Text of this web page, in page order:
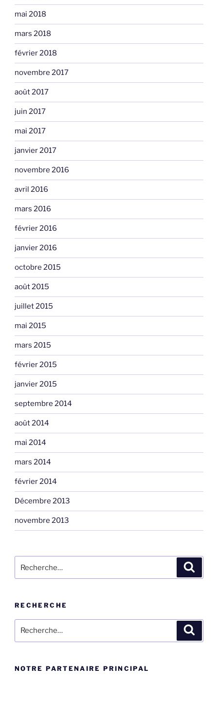
mai 2018
mars 2018
février 2018
novembre 2017
août 2017
juin 2017
mai 2017
janvier 2017
novembre 2016
avril 2016
mars 2016
février 2016
janvier 2016
octobre 2015
août 2015
juillet 2015
mai 2015
mars 2015
février 2015
janvier 2015
septembre 2014
août 2014
mai 2014
mars 2014
février 2014
Décembre 2013
novembre 2013
RECHERCHE
NOTRE PARTENAIRE PRINCIPAL